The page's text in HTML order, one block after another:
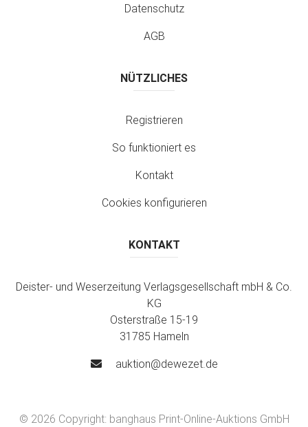
Datenschutz
AGB
NÜTZLICHES
Registrieren
So funktioniert es
Kontakt
Cookies konfigurieren
KONTAKT
Deister- und Weserzeitung Verlagsgesellschaft mbH & Co.
KG
Osterstraße 15-19
31785 Hameln
auktion@dewezet.de
© 2026 Copyright: banghaus Print-Online-Auktions GmbH